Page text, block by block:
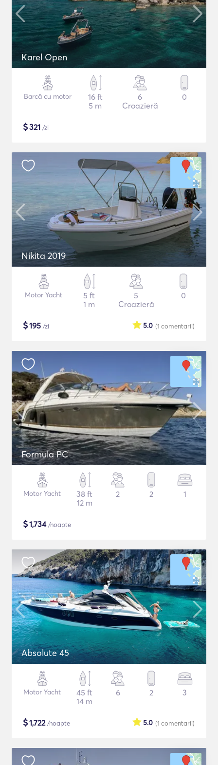
Karel Open
Barcă cu motor
16 ft
5 m
6
Croazieră
0
$321 /zi
Nikita 2019
Motor Yacht
5 ft
1 m
5
Croazieră
0
$195 /zi (1 comentarii)
5.0
Formula PC
Motor Yacht
38 ft
12 m
2 2 1
$1,734/noapte
Absolute 45
Motor Yacht
45 ft
14 m
6 2 3
$1,722/noapte (1 comentarii)
5.0